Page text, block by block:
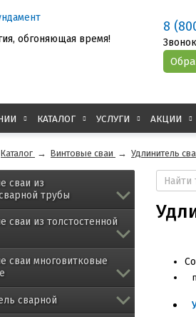
обгоняющая время!
8
КАТАЛОГ УСЛУГИ АКЦИИ
Каталог → Винтовые сваи → Удлинитель
сваи из
трубы
сваи из толстостенной
сваи многовитковые
сварной